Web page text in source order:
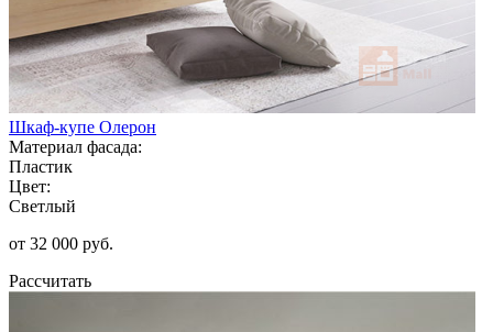
Шкаф-купе Олерон
Материал фасада:
Пластик
Цвет:
Светлый
от 32 000 руб.
Рассчитать